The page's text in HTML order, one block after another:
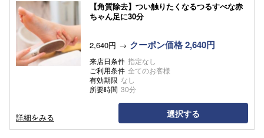
【角質除去】つい触りたくなるつるすべな赤
ちゃん足に30分
2,640円 クーポン価格 2,640円
来店日条件 指定なし
ご利用条件 全てのお客様
有効期限 なし
所要時間 30分
詳細をみる 選択する